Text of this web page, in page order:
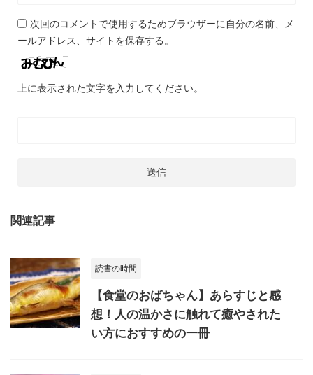
次回のコメントで使用するためブラウザーに自分の名前、メ
ールアドレス、サイトを保存する。
上に表示された文字を入力してください。
関連記事
読書の時間
【食堂のおばちゃん】あらすじと感
想！人の温かさに触れて癒やされた
い方におすすめの一冊